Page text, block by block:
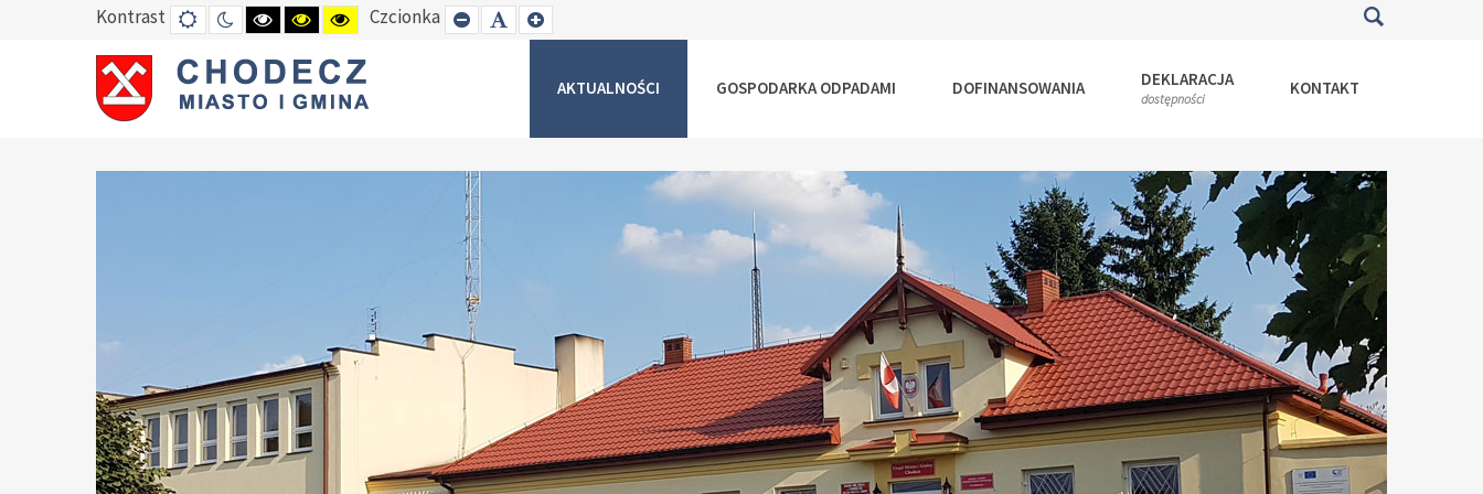
Kontrast DEFAULT
MODE
TRYB
NOCNY
HIGH
CONTRAST
BLACK
WHITE
MODE
HIGH
CONTRAST
BLACK
YELLOW
MODE
HIGH
CONTRAST
YELLOW
BLACK
MODE
Czcionka SET
SMALLER
SET
DEFAULT
SET
LARGER
AKTUALNOŚCI GOSPODARKA ODPADAMI DOFINANSOWANIA DEKLARACJA
dostępności KONTAKT